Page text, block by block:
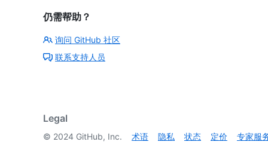
仍需帮助？
询问 GitHub 社区
联系支持人员
Legal
© 2024 GitHub, Inc. 术语 隐私 状态 定价 专家服